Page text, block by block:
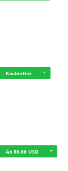
Kostenfrei
Ab 80,66 USD